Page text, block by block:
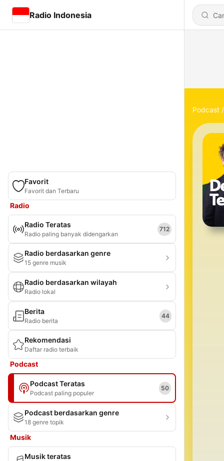
Radio Indonesia
Favorit
Favorit dan Terbaru
Radio
Radio Teratas
Radio paling banyak didengarkan
712
Radio berdasarkan genre
15 genre musik
Radio berdasarkan wilayah
Radio lokal
Berita
Radio berita
44
Rekomendasi
Daftar radio terbaik
Podcast
Podcast Teratas
Podcast paling populer
50
Podcast berdasarkan genre
18 genre topik
Musik
Musik teratas
Podcast